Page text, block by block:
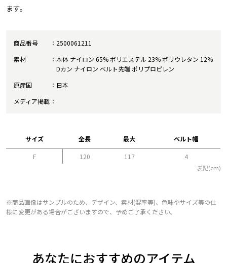
ます。
商品番号
2500061211
素材
本体 ナイロン 65% ポリエステル 23% ポリウレタン 12%
Dカン ナイロン ベルト先端 ポリプロピレン
原産国
日本
メディア掲載
サイズ 全長 最大 ベルト幅
F 120 117 4
表記(cm)
※商品画像はサンプルのため、デザイン、素材(混率等)、色味やサイズ等の仕
様に変更がある場合がございますので、予めご了承ください。
あなたにおすすめのアイテム